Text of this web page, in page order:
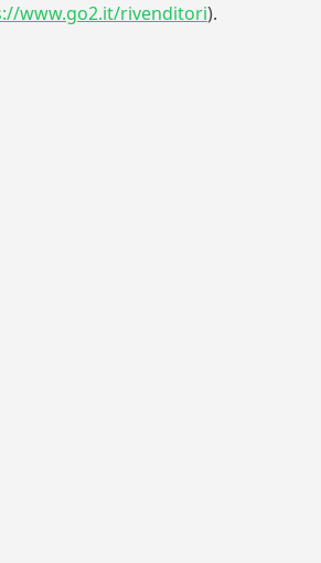
www.go2.it/rivenditori).